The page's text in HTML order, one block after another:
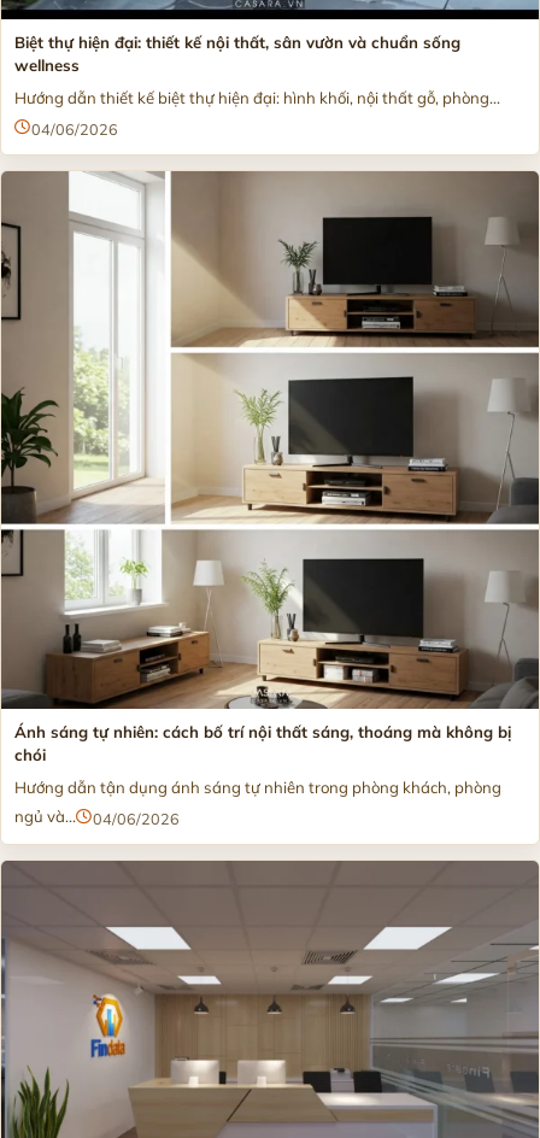
Biệt thự hiện đại: thiết kế nội thất, sân vườn và chuẩn sống
wellness
Hướng dẫn thiết kế biệt thự hiện đại: hình khối, nội thất gỗ, phòng...
04/06/2026
Ánh sáng tự nhiên: cách bố trí nội thất sáng, thoáng mà không bị
chói
Hướng dẫn tận dụng ánh sáng tự nhiên trong phòng khách, phòng
ngủ và...
04/06/2026